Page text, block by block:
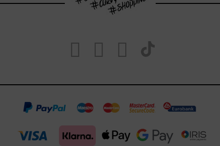
Visit
https://
page
Visit
https://
page
Visit
https://
page
our
TikTok
page